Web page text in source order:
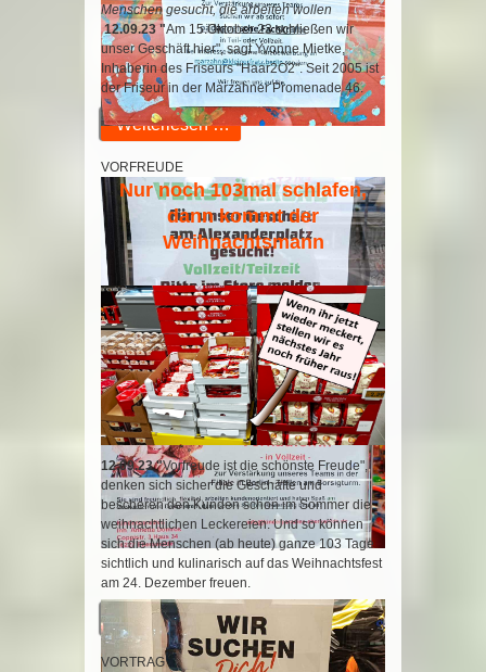
Menschen gesucht, die arbeiten wollen
12.09.23 "Am 15.Oktober 23 schließen wir
unser Geschäft hier", sagt Yvonne Mietke,
Inhaberin des Friseurs "Haar2O2". Seit 2005 ist
der Friseur in der Marzahner Promenade 46.
Weiterlesen …
VORFREUDE
Nur noch 103mal schlafen,
dann kommt der
Weihnachtsmann
12.09.23 "Vorfreude ist die schönste Freude",
denken sich sicher die Geschäfte und
bescheren den Kunden schon im Sommer die
weihnachtlichen Leckereien. Und so können
sich die Menschen (ab heute) ganze 103 Tage
sichtlich und kulinarisch auf das Weihnachtsfest
am 24. Dezember freuen.
Weiterlesen …
VORTRAG